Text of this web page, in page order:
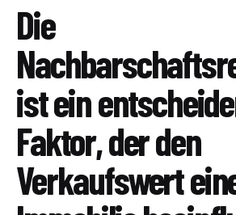
Die
ist ein
Faktor, der den
Verkaufswert